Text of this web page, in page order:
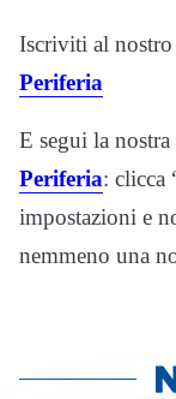
Iscriviti al
Periferia
E segui la
Periferia: clicca
impostazioni e
nemmeno una